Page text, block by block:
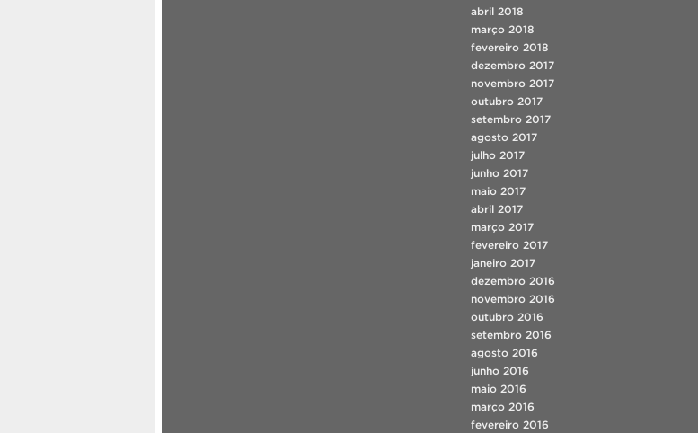
abril 2018
março 2018
fevereiro 2018
dezembro 2017
novembro 2017
outubro 2017
setembro 2017
agosto 2017
julho 2017
junho 2017
maio 2017
abril 2017
março 2017
fevereiro 2017
janeiro 2017
dezembro 2016
novembro 2016
outubro 2016
setembro 2016
agosto 2016
junho 2016
maio 2016
março 2016
fevereiro 2016